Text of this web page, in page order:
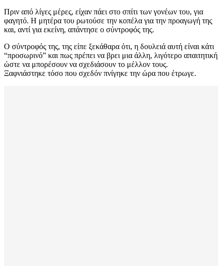
Πριν από λίγες μέρες, είχαν πάει στο σπίτι των γονέων του, για
φαγητό. Η μητέρα του ρωτούσε την κοπέλα για την προαγωγή της
και, αντί για εκείνη, απάντησε ο σύντροφός της.
Ο σύντροφός της, της είπε ξεκάθαρα ότι, η δουλειά αυτή είναι κάτι
“προσωρινό” και πως πρέπει να βρει μια άλλη, λιγότερο απαιτητική
ώστε να μπορέσουν να σχεδιάσουν το μέλλον τους.
Ξαφνιάστηκε τόσο που σχεδόν πνίγηκε την ώρα που έτρωγε.